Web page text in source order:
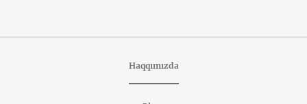
Haqqımızda